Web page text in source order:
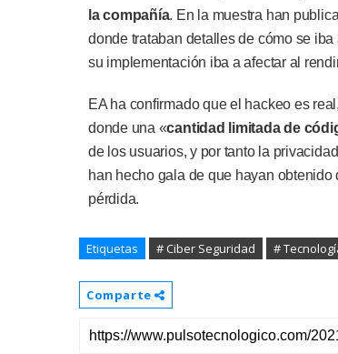
la compañía. En la muestra han
donde trataban detalles de cómo se
su implementación iba a afectar al
EA ha confirmado que el hackeo es
donde una «cantidad limitada de
de los usuarios, y por tanto la
han hecho gala de que hayan
pérdida.
Etiquetas # Ciber Seguridad #
Comparte